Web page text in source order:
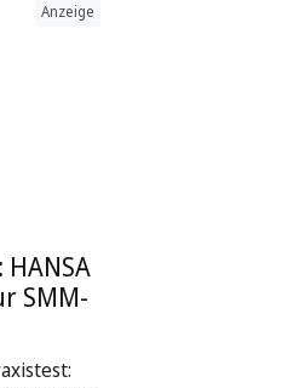
Anzeige
SMM-